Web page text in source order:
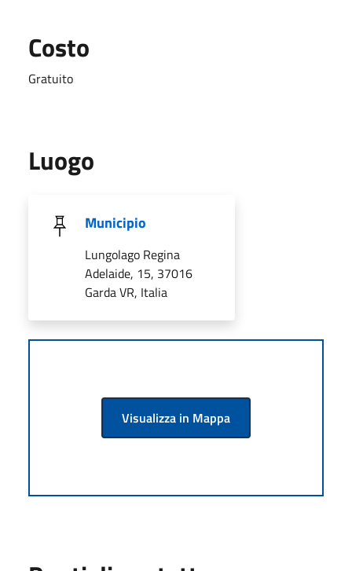
Costo
Gratuito
Luogo
Municipio
Lungolago Regina
Adelaide, 15, 37016
Garda VR, Italia
Visualizza in Mappa